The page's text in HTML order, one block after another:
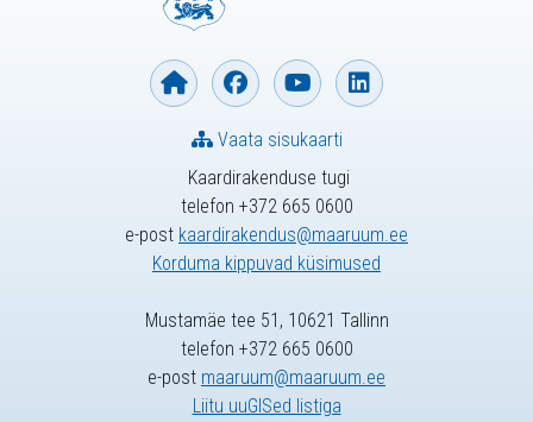
Kaardirakenduse tugi
telefon +372 665 0600
e-post kaardirakendus@maaruum.ee
Korduma kippuvad küsimused
Vaata sisukaarti
Mustamäe tee 51, 10621 Tallinn
telefon +372 665 0600
e-post maaruum@maaruum.ee
Liitu uuGISed listiga